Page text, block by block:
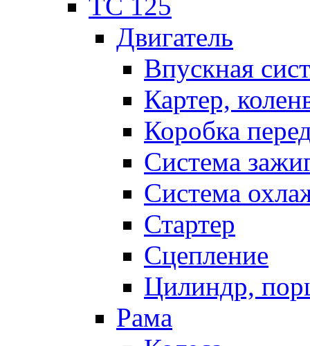
Двигатель
Впускная
Картер,
Коробка
Система
Система
Стартер
Сцепление
Цилиндр,
Рама